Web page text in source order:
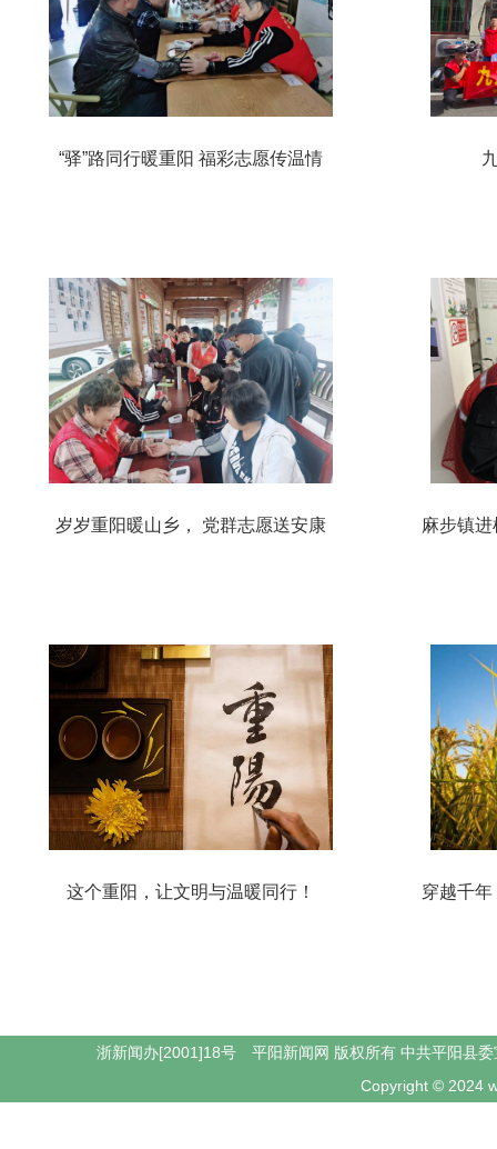
“驿”路同行暖重阳 福彩志愿传温情
岁岁重阳暖山乡， 党群志愿送安康 麻步镇
这个重阳，让文明与温暖同行！ 穿越千
浙新闻办[2001]18号 平阳新闻网 版权所有 中共平阳县
Copyright © 2024